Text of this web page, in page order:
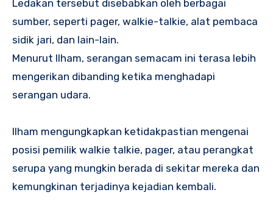
Ledakan tersebut disebabkan oleh berbagai
sumber, seperti pager, walkie-talkie, alat pembaca
sidik jari, dan lain-lain.
Menurut Ilham, serangan semacam ini terasa lebih
mengerikan dibanding ketika menghadapi
serangan udara.
Ilham mengungkapkan ketidakpastian mengenai
posisi pemilik walkie talkie, pager, atau perangkat
serupa yang mungkin berada di sekitar mereka dan
kemungkinan terjadinya kejadian kembali.